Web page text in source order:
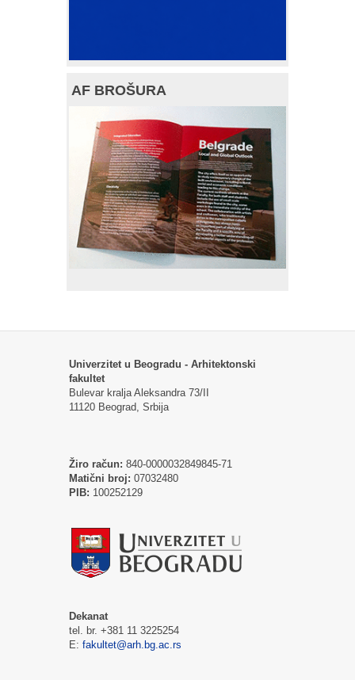
AF BROŠURA
Univerzitet u Beogradu - Arhitektonski
fakultet
Bulevar kralja Aleksandra 73/II
11120 Beograd, Srbija
Žiro račun: 840-0000032849845-71
Matični broj: 07032480
PIB: 100252129
Dekanat
tel. br. +381 11 3225254
E: fakultet@arh.bg.ac.rs